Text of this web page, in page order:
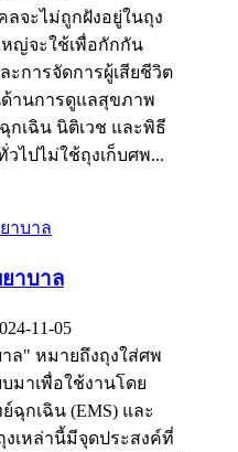
จะไม่ถูกฝังอยู่ในถุง
ญ่จะใช้เพื่อกักกัน
ะการจัดการผู้เสียชีวิต
ด้านการดูแลสุขภาพ
กเฉิน นิติเวช และพิธี
ไปไม่ใช้ถุงเก็บศพ...
ยาบาล
11-05
ล" หมายถึงถุงใส่ศพ
มาเพื่อใช้งานโดย
ฉุกเฉิน (EMS) และ
เหล่านี้มีจุดประสงค์ที่